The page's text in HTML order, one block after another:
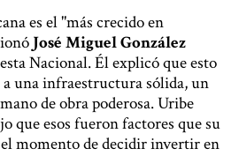
es el "más crecido en
José Miguel González
Nacional. Él explicó que esto
a una infraestructura sólida, un
de obra poderosa. Uribe
que esos fueron factores que su
momento de decidir invertir en